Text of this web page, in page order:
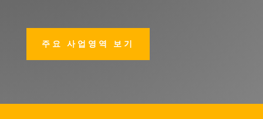
주요 사업영역 보기